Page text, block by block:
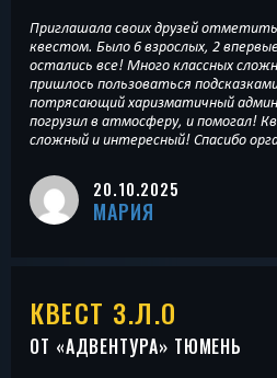
Приглашала своих друзей
квестом. Было 6 взрослых, 2
остались все! Много классных
пришлось пользоваться
потрясающий харизматичный
погрузил в атмосферу, и помогал!
сложный и интересный! Спасибо
20.10.2025
МАРИЯ
КВЕСТ З.Л.О
ОТ «АДВЕНТУРА» ТЮМЕНЬ